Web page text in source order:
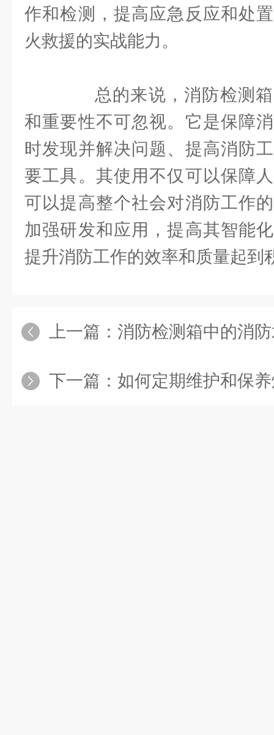
作和检测，提高应急反应和处
火救援的实战能力。
总的来说，消防检测箱
和重要性不可忽视。它是保障
时发现并解决问题、提高消防
要工具。其使用不仅可以保障
可以提高整个社会对消防工作
加强研发和应用，提高其智能
提升消防工作的效率和质量起到
上一篇： 消防检测箱中的消防水
下一篇： 如何定期维护和保